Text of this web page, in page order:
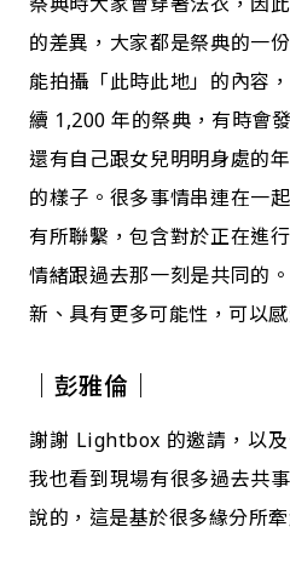
的差異，大家都是祭典的一
能拍攝「此時此地」的內容
續 1,200 年的祭典，有時會
還有自己跟女兒明明身處的
的樣子。很多事情串連在一
有所聯繫，包含對於正在進
情緒跟過去那一刻是共同的
新、具有更多可能性，可以
｜彭雅倫｜
謝謝 Lightbox 的邀請，以
我也看到現場有很多過去共
說的，這是基於很多緣分所